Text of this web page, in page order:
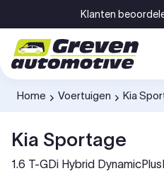
Ga naar inhoudKlanten
Home
-
Voertuigen
-
Kia Sportage
Kia Sportage
1.6 T-GDi Hybrid